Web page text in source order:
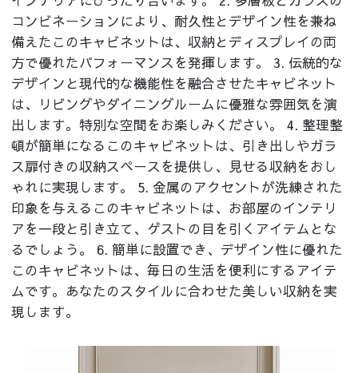
コンビネーションにより、耐久性とデザイン性を兼ね
備えたこのキャビネットは、収納とディスプレイの両
方で優れたパフォーマンスを発揮します。 3. 伝統的な
デザインと現代的な機能性を融合させたキャビネット
は、リビングやダイニングルームに優雅な雰囲気を演
出します。特別な空間をお楽しみください。 4. 整理整
頓が簡単になるこのキャビネットは、引き出しやガラ
ス扉付きの収納スペースを提供し、見せる収納をおし
ゃれに実現します。 5. 金属のアクセントが洗練された
印象を与えるこのキャビネットは、お部屋のインテリ
アを一段と引き立て、ゲストの目を引くアイテムとな
るでしょう。 6. 簡単に設置でき、デザイン性に優れた
このキャビネットは、毎日の生活を便利にするアイテ
ムです。あなたのスタイルに合わせた美しい収納を実
現します。